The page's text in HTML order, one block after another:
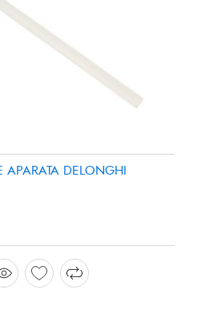
APARATA DELONGHI